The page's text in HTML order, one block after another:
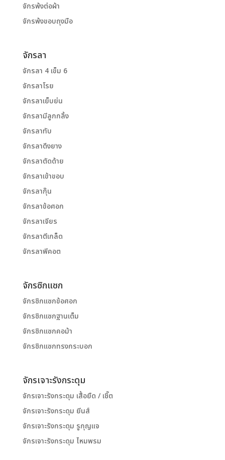
จักรพ้งต่อผ้า
จักรพ้งขอบถุงมือ
จักรลา
จักรลา 4 เข็ม 6
จักรลาโรย
จักรลาเย็บย่น
จักรลามีลูกกลิ้ง
จักรลาทับ
จักรลาดึงยาง
จักรลาตัดด้าย
จักรลาเข้าขอบ
จักรลากุ๊น
จักรลาข้อศอก
จักรลาเจียร
จักรลาตีเกล็ด
จักรลาพีคอต
จักรซิกแซก
จักรซิกแซกข้อศอก
จักรซิกแซกฐานเต็ม
จักรซิกแซกคอม้า
จักรซิกแซกทรงกระบอก
จักรเจาะรังกระดุม
จักรเจาะรังกระดุม เสื้อยืด / เชิ๊ต
จักรเจาะรังกระดุม ยีนส์
จักรเจาะรังกระดุม รูกุญแจ
จักรเจาะรังกระดุม ไหมพรม